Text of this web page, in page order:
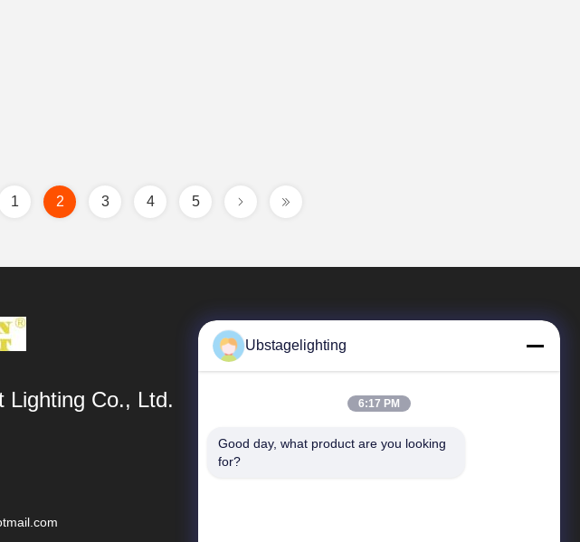
1 2 3 4 5
Lighting Co., Ltd.
Collegamenti Rapidi
Ubstagelighting
6:17 PM
Good day, what product are you looking
for?